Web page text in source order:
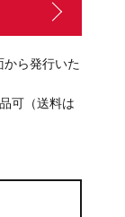
から発行いた
可（送料は